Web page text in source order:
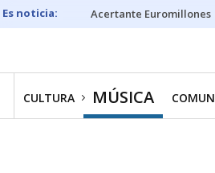
Acertante Euromillones
CULTURA MÚSICA